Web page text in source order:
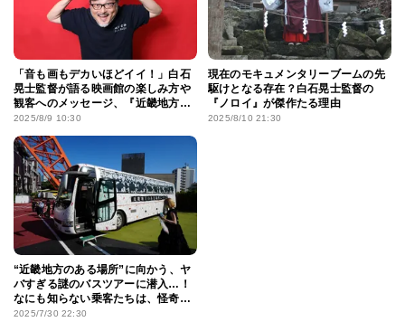
「音も画もデカいほどイイ！」白石
晃士監督が語る映画館の楽しみ方や
観客へのメッセージ、『近畿地方の
ある場所について』への想い【連載
2025/8/9 10:30
現在のモキュメンタリーブームの先
駆けとなる存在？白石晃士監督の
『ノロイ』が傑作たる理由
2025/8/10 21:30
“近畿地方のある場所”に向かう、ヤ
バすぎる謎のバスツアーに潜入…！
なにも知らない乗客たちは、怪奇現
象の数々に阿鼻叫喚!?
2025/7/30 22:30